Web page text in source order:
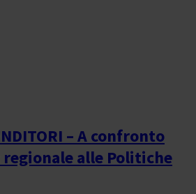
– A confronto
regionale alle Politiche